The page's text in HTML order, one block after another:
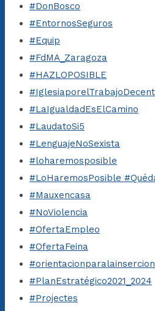
#DonBosco
#EntornosSeguros
#Equip
#FdMA_Zaragoza
#HAZLOPOSIBLE
#LaIgualdadEsElCamino
#LaudatoSi5
#LenguajeNoSexista
#loharemosposible
#LoHaremosPosible
#Mauxencasa
#NoViolencia
#OfertaEmpleo
#OfertaFeina
#orientacionparalainsercion
#PlanEstratégico2021_2024
#Projectes